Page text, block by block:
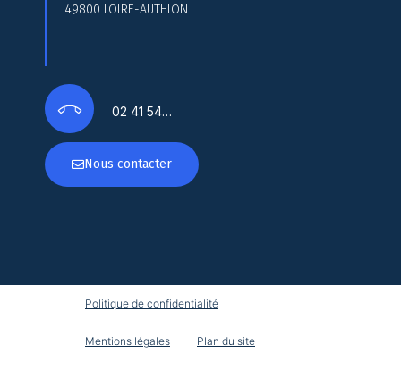
49800 LOIRE-AUTHION
02 41 54…
Nous contacter
Politique de confidentialité
Mentions légales Plan du site